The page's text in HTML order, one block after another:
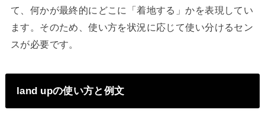
て、何かが最終的にどこに「着地する」かを表現してい
ます。そのため、使い方を状況に応じて使い分けるセン
スが必要です。
land upの使い方と例文